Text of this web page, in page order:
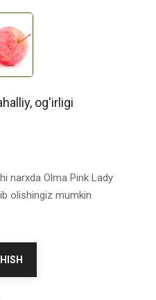
og'irligi
narxda Olma Pink Lady
olishingiz mumkin